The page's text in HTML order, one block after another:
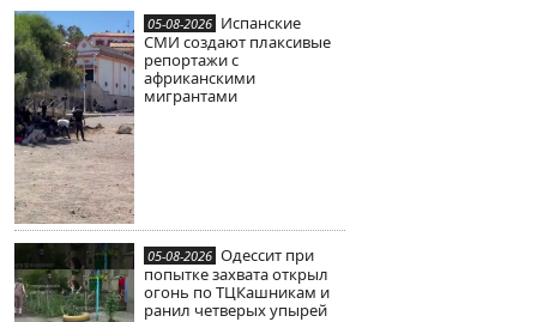
05-08-2026 Испанские
СМИ создают плаксивые
репортажи с
африканскими
мигрантами
05-08-2026 Одессит при
попытке захвата открыл
огонь по ТЦКашникам и
ранил четверых упырей